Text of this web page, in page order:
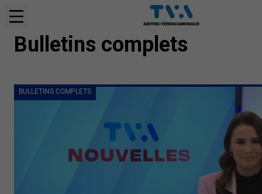
Bulletins complets
BULLETINS COMPLETS